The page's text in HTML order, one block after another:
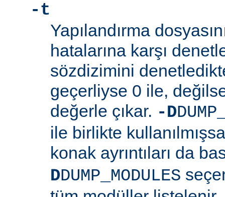
-t
Yapılandırma
hatalarına karşı
sözdizimini
geçerliyse 0 ile,
değerle çıkar. -D
ile birlikte
konak ayrıntıları da
DDUMP_MODULES